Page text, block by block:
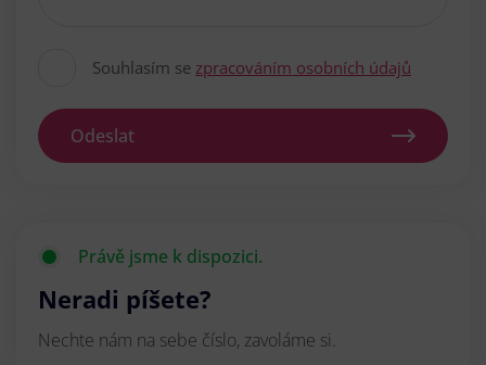
Souhlasím se zpracováním osobních údajů
Odeslat
Právě jsme k dispozici.
Neradi píšete?
Nechte nám na sebe číslo, zavoláme si.